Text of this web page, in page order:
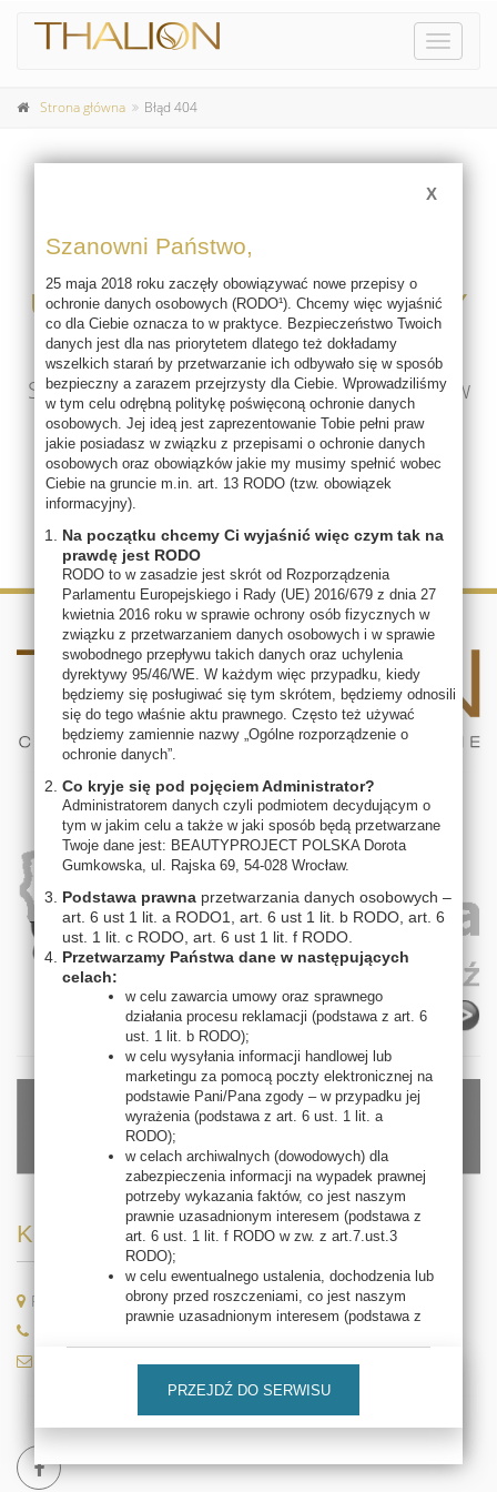
Szanowni Państwo,
25 maja 2018 roku zaczęły obowiązywać nowe przepisy o
ochronie danych osobowych (RODO¹). Chcemy więc wyjaśnić
co dla Ciebie oznacza to w praktyce. Bezpieczeństwo Twoich
danych jest dla nas priorytetem dlatego też dokładamy
wszelkich starań by przetwarzanie ich odbywało się w sposób
bezpieczny a zarazem przejrzysty dla Ciebie. Wprowadziliśmy
w tym celu odrębną politykę poświęconą ochronie danych
osobowych. Jej ideą jest zaprezentowanie Tobie pełni praw
jakie posiadasz w związku z przepisami o ochronie danych
osobowych oraz obowiązków jakie my musimy spełnić wobec
Ciebie na gruncie m.in. art. 13 RODO (tzw. obowiązek
informacyjny).
Na początku chcemy Ci wyjaśnić więc czym tak na
prawdę jest RODO
RODO to w zasadzie jest skrót od Rozporządzenia
Parlamentu Europejskiego i Rady (UE) 2016/679 z dnia 27
kwietnia 2016 roku w sprawie ochrony osób fizycznych w
związku z przetwarzaniem danych osobowych i w sprawie
swobodnego przepływu takich danych oraz uchylenia
dyrektywy 95/46/WE. W każdym więc przypadku, kiedy
będziemy się posługiwać się tym skrótem, będziemy odnosili
się do tego właśnie aktu prawnego. Często też używać
będziemy zamiennie nazwy „Ogólne rozporządzenie o
ochronie danych”.
Co kryje się pod pojęciem Administrator?
Administratorem danych czyli podmiotem decydującym o
tym w jakim celu a także w jaki sposób będą przetwarzane
Twoje dane jest: BEAUTYPROJECT POLSKA Dorota
Gumkowska, ul. Rajska 69, 54-028 Wrocław.
Podstawa prawna przetwarzania danych osobowych –
art. 6 ust 1 lit. a RODO1, art. 6 ust 1 lit. b RODO, art. 6
ust. 1 lit. c RODO, art. 6 ust 1 lit. f RODO.
Przetwarzamy Państwa dane w następujących
celach:
w celu zawarcia umowy oraz sprawnego
działania procesu reklamacji (podstawa z art. 6
ust. 1 lit. b RODO);
w celu wysyłania informacji handlowej lub
marketingu za pomocą poczty elektronicznej na
podstawie Pani/Pana zgody – w przypadku jej
wyrażenia (podstawa z art. 6 ust. 1 lit. a
RODO);
w celach archiwalnych (dowodowych) dla
zabezpieczenia informacji na wypadek prawnej
potrzeby wykazania faktów, co jest naszym
prawnie uzasadnionym interesem (podstawa z
art. 6 ust. 1 lit. f RODO w zw. z art.7.ust.3
RODO);
w celu ewentualnego ustalenia, dochodzenia lub
obrony przed roszczeniami, co jest naszym
prawnie uzasadnionym interesem (podstawa z
uzasadnionym interesem (podstawa z art. 6
ust. 1 lit. f RODO);
bezpośredni, co jest naszym prawnie
X
PRZEJDŹ DO SERWISU
Pokaż
Strona główna Błąd 404
404
UPS! NIE MA TAKIEJ STRONY
Żądany adres nie istnieje ma serwerze.
Sprawdź poprawność adresu wpisanego w
pasku adresowym przeglądarki..
Powrót do strony głównej
Kontakt
Rajska 69, 54-028 Wrocław
71 788 96 94/95, 603 634 468
kontakt@thalion.pl